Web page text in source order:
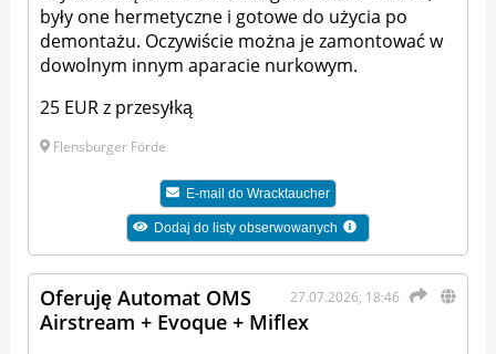
były one hermetyczne i gotowe do użycia po
demontażu. Oczywiście można je zamontować w
dowolnym innym aparacie nurkowym.
25 EUR z przesyłką
Flensburger Förde
E-mail do Wracktaucher
Dodaj do listy obserwowanych
27.07.2026, 18:46
Oferuję Automat OMS
Airstream + Evoque + Miflex